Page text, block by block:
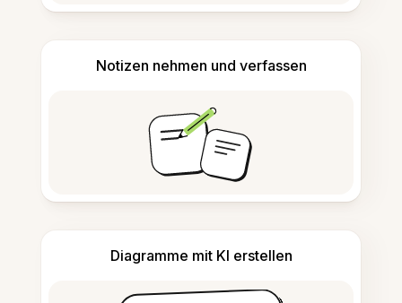
Notizen nehmen und verfassen
Diagramme mit KI erstellen